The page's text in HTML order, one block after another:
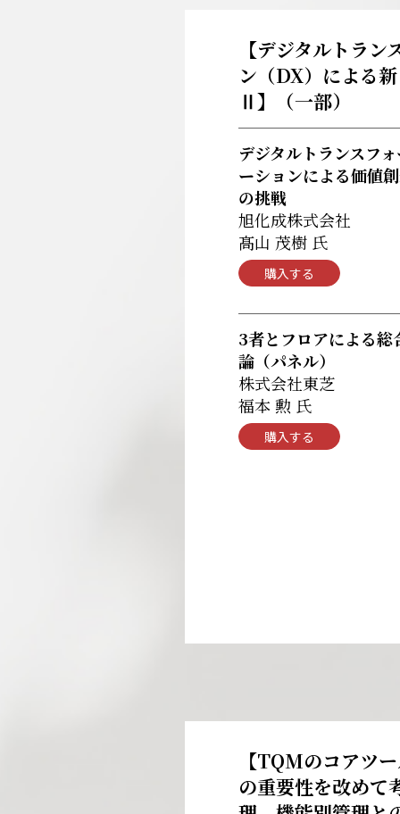
【デジタルトラ
ン（DX）による
Ⅱ】
（一部）
デジタルトランスフ
ーションによる価値
の挑戦
旭化成株式会社
髙山 茂樹 氏
購入する
3者とフロアによる総
論（パネル）
株式会社東芝
福本 勲 氏
購入する
【TQMのコアツ
の重要性を改めて